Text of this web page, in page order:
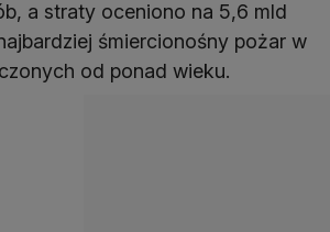
a straty oceniono na 5,6 mld
śmiercionośny pożar w
od ponad wieku.